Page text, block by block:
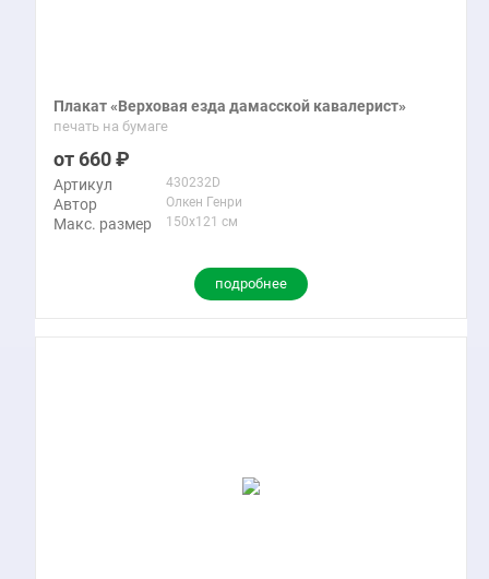
Плакат «Верховая езда дамасской кавалерист»
печать на бумаге
660
Артикул 430232D
Автор Олкен Генри
Макс. размер 150x121 см
подробнее